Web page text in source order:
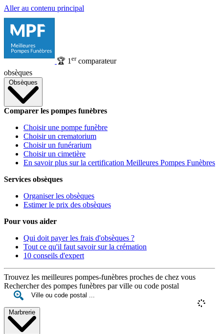
Aller au contenu principal
🏆 1 ercomparateur
obsèques
Obsèques
Comparer les pompes funèbres
Choisir une pompe funèbre
Choisir un crematorium
Choisir un funérarium
Choisir un cimetière
En savoir plus sur la certification Meilleures Pompes Funèbres
Services obsèques
Organiser les obsèques
Estimer le prix des obsèques
Pour vous aider
Qui doit payer les frais d'obsèques ?
Tout ce qu'il faut savoir sur la crémation
10 conseils d'expert
Trouvez les meilleures pompes-funèbres proches de chez vous
Rechercher des pompes funèbres par ville ou code postal
Marbrerie